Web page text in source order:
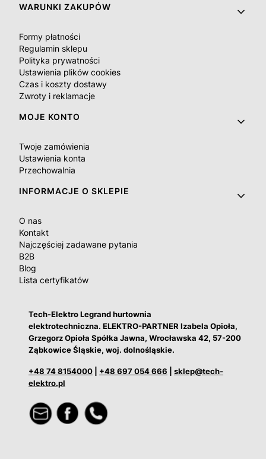
Linki w stopce
WARUNKI ZAKUPÓW
Formy płatności
Regulamin sklepu
Polityka prywatności
Ustawienia plików cookies
Czas i koszty dostawy
Zwroty i reklamacje
MOJE KONTO
Twoje zamówienia
Ustawienia konta
Przechowalnia
INFORMACJE O SKLEPIE
O nas
Kontakt
Najczęściej zadawane pytania
B2B
Blog
Lista certyfikatów
Tech-Elektro Legrand hurtownia
elektrotechniczna. ELEKTRO-PARTNER Izabela Opioła,
Grzegorz Opioła Spółka Jawna, Wrocławska 42, 57-200
Ząbkowice Śląskie, woj. dolnośląskie.
+48 74 8154000 +48 697 054 666
sklep@tech-
elektro.pl